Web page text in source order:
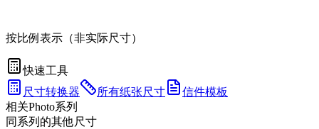
按比例表示（非实际尺寸）
快速工具
尺寸转换器
所有纸张尺寸
信件模板
相关Photo系列
同系列的其他尺寸